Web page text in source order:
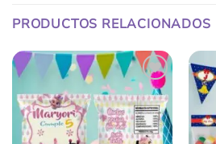
PRODUCTOS RELACIONADOS
Añadir
a la
lista
de
deseos